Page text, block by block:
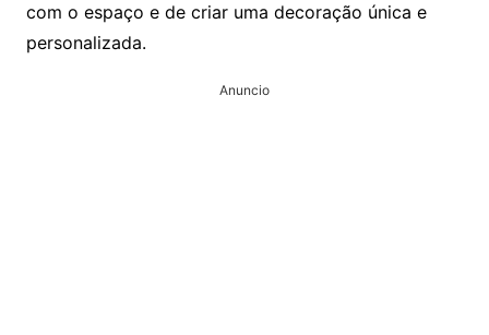
com o espaço e de criar uma decoração única e
personalizada.
Anuncio